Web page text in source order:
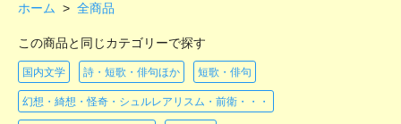
ホーム > 全商品
この商品と同じカテゴリーで探す
国内文学 詩・短歌・俳句ほか 短歌・俳句
幻想・綺想・怪奇・シュルレアリスム・前衛・・・